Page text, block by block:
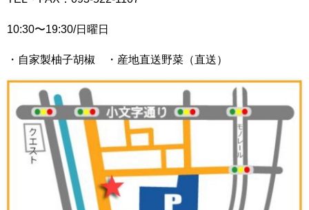
10:30〜19:30/日曜日
・自家製柚子胡椒 ・産地直送野菜（直送）